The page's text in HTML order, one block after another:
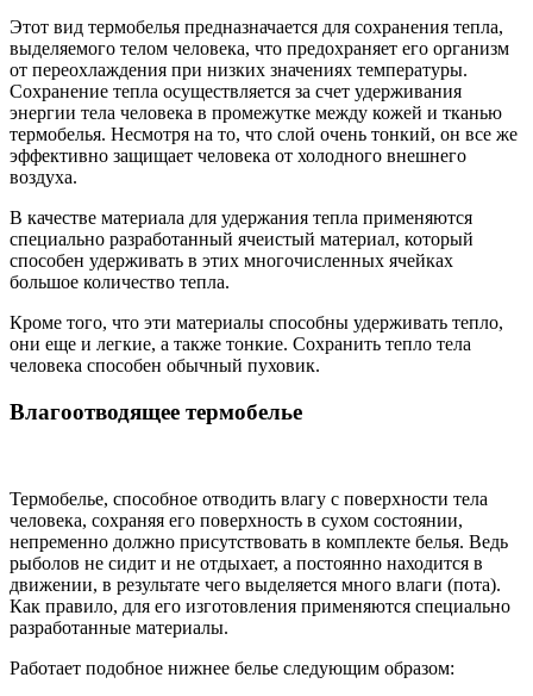
Этот вид термобелья предназначается для сохранения тепла,
выделяемого телом человека, что предохраняет его организм
от переохлаждения при низких значениях температуры.
Сохранение тепла осуществляется за счет удерживания
энергии тела человека в промежутке между кожей и тканью
термобелья. Несмотря на то, что слой очень тонкий, он все же
эффективно защищает человека от холодного внешнего
воздуха.
В качестве материала для удержания тепла применяются
специально разработанный ячеистый материал, который
способен удерживать в этих многочисленных ячейках
большое количество тепла.
Кроме того, что эти материалы способны удерживать тепло,
они еще и легкие, а также тонкие. Сохранить тепло тела
человека способен обычный пуховик.
Влагоотводящее термобелье
Термобелье, способное отводить влагу с поверхности тела
человека, сохраняя его поверхность в сухом состоянии,
непременно должно присутствовать в комплекте белья. Ведь
рыболов не сидит и не отдыхает, а постоянно находится в
движении, в результате чего выделяется много влаги (пота).
Как правило, для его изготовления применяются специально
разработанные материалы.
Работает подобное нижнее белье следующим образом: